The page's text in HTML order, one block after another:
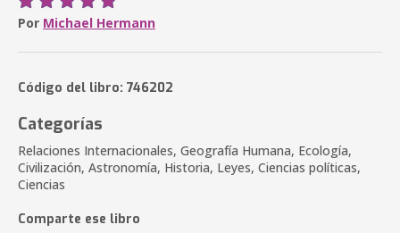
Por Michael Hermann
Código del libro: 746202
Categorías
Relaciones Internacionales, Geografía Humana, Ecología,
Civilización, Astronomía, Historia, Leyes, Ciencias políticas,
Ciencias
Comparte ese libro